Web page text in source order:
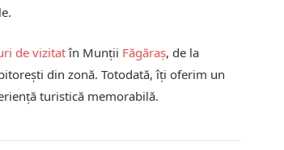
de vizitatîn Munții Făgăraș, de la
din zonă. Totodată, îți oferim un
turistică memorabilă.